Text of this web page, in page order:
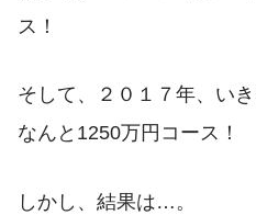
ス！
そして、２０１７年、い
なんと1250万円コース！
しかし、結果は…。